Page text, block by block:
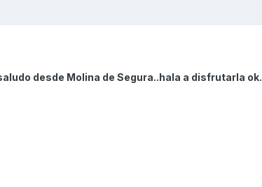
desde Molina de Segura..hala a disfrutarla ok.